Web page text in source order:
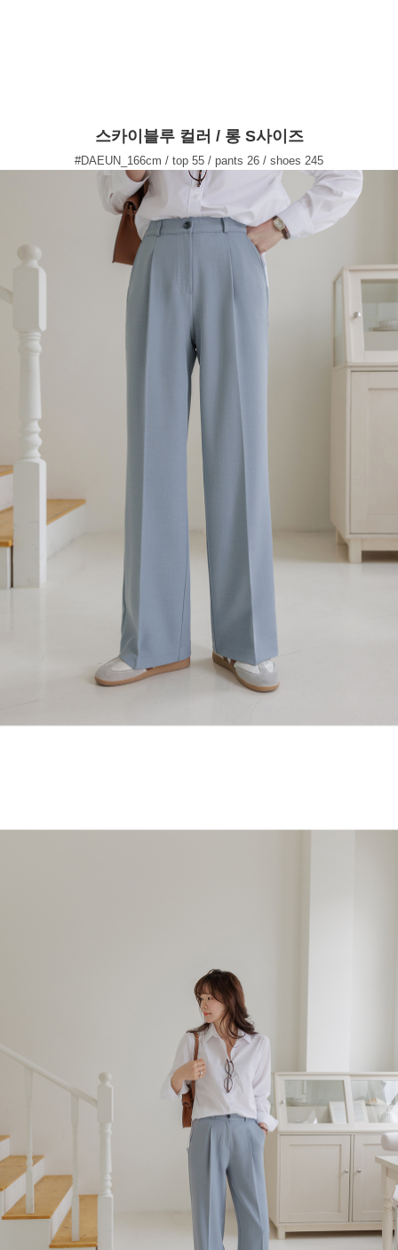
스카이블루 컬러 / 롱 S사이즈
#DAEUN_166cm / top 55 / pants 26 / shoes 245